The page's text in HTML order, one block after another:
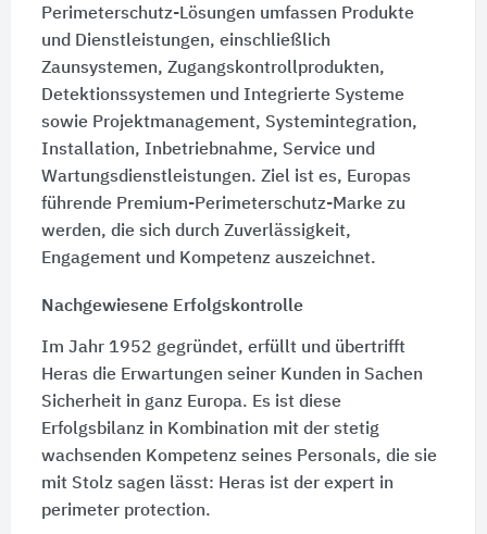
Perimeterschutz-Lösungen umfassen Produkte
und Dienstleistungen, einschließlich
Zaunsystemen, Zugangskontrollprodukten,
Detektionssystemen und Integrierte Systeme
sowie Projektmanagement, Systemintegration,
Installation, Inbetriebnahme, Service und
Wartungsdienstleistungen. Ziel ist es, Europas
führende Premium-Perimeterschutz-Marke zu
werden, die sich durch Zuverlässigkeit,
Engagement und Kompetenz auszeichnet.
Nachgewiesene Erfolgskontrolle
Im Jahr 1952 gegründet, erfüllt und übertrifft
Heras die Erwartungen seiner Kunden in Sachen
Sicherheit in ganz Europa. Es ist diese
Erfolgsbilanz in Kombination mit der stetig
wachsenden Kompetenz seines Personals, die sie
mit Stolz sagen lässt: Heras ist der expert in
perimeter protection.